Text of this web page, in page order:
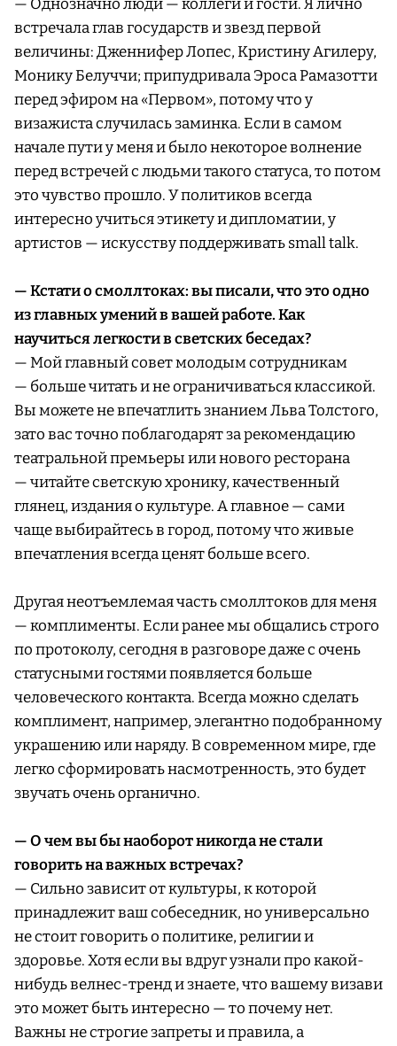
— Однозначно люди — коллеги и гости. Я лично
встречала глав государств и звезд первой
величины: Дженнифер Лопес, Кристину Агилеру,
Монику Белуччи; припудривала Эроса Рамазотти
перед эфиром на «Первом», потому что у
визажиста случилась заминка. Если в самом
начале пути у меня и было некоторое волнение
перед встречей с людьми такого статуса, то потом
это чувство прошло. У политиков всегда
интересно учиться этикету и дипломатии, у
артистов — искусству поддерживать small talk.
— Кстати о смоллтоках: вы писали, что это одно
из главных умений в вашей работе. Как
научиться легкости в светских беседах?
— Мой главный совет молодым сотрудникам
— больше читать и не ограничиваться классикой.
Вы можете не впечатлить знанием Льва Толстого,
зато вас точно поблагодарят за рекомендацию
театральной премьеры или нового ресторана
— читайте светскую хронику, качественный
глянец, издания о культуре. А главное — сами
чаще выбирайтесь в город, потому что живые
впечатления всегда ценят больше всего.
Другая неотъемлемая часть смоллтоков для меня
— комплименты. Если ранее мы общались строго
по протоколу, сегодня в разговоре даже с очень
статусными гостями появляется больше
человеческого контакта. Всегда можно сделать
комплимент, например, элегантно подобранному
украшению или наряду. В современном мире, где
легко сформировать насмотренность, это будет
звучать очень органично.
— О чем вы бы наоборот никогда не стали
говорить на важных встречах?
— Сильно зависит от культуры, к которой
принадлежит ваш собеседник, но универсально
не стоит говорить о политике, религии и
здоровье. Хотя если вы вдруг узнали про какой-
нибудь велнес-тренд и знаете, что вашему визави
это может быть интересно — то почему нет.
Важны не строгие запреты и правила, а